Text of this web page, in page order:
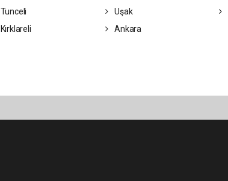
Tunceli Uşak
Kırklareli Ankara